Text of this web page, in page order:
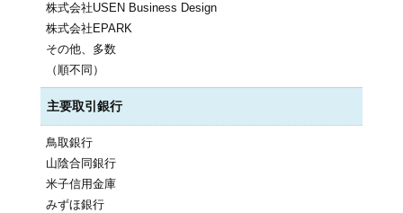
株式会社USEN Business Design
株式会社EPARK
その他、多数
（順不同）
主要取引銀行
鳥取銀行
山陰合同銀行
米子信用金庫
みずほ銀行